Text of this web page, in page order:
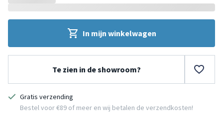
In mijn winkelwagen
Te zien in de showroom?
Gratis verzending
Bestel voor €89 of meer en wij betalen de verzendkosten!